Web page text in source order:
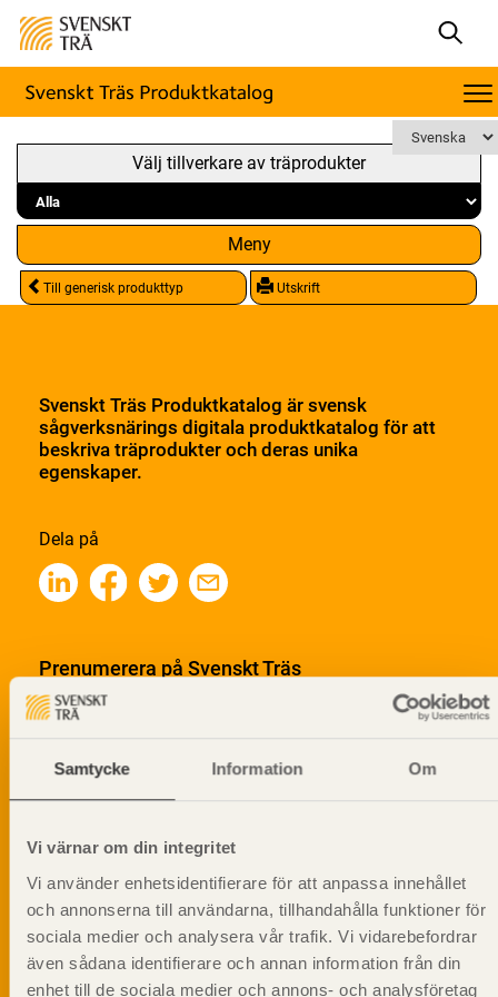
Samtycke Information Om
Vi värnar om din integritet
Vi använder enhetsidentifierare för att anpassa innehållet
och annonserna till användarna, tillhandahålla funktioner för
sociala medier och analysera vår trafik. Vi vidarebefordrar
även sådana identifierare och annan information från din
enhet till de sociala medier och annons- och analysföretag
Välj tillverkare av träprodukter
Meny
Till generisk produkttyp Utskrift
Svenskt Träs Produktkatalog är svensk
sågverksnärings digitala produktkatalog för att
beskriva träprodukter och deras unika
egenskaper.
Dela på
Prenumerera på Svenskt Träs
informationsutskick!